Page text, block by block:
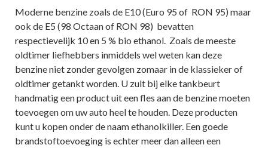
Moderne benzine zoals de E10 (Euro 95 of RON 95) maar
ook de E5 (98 Octaan of RON 98) bevatten
respectievelijk 10 en 5 % bio ethanol. Zoals de meeste
oldtimer liefhebbers inmiddels wel weten kan deze
benzine niet zonder gevolgen zomaar in de klassieker of
oldtimer getankt worden. U zult bij elke tankbeurt
handmatig een product uit een fles aan de benzine moeten
toevoegen om uw auto heel te houden. Deze producten
kunt u kopen onder de naam ethanolkiller. Een goede
brandstoftoevoeging is echter meer dan alleen een